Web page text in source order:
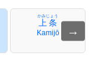
上条
かみじょう
Kamijō →